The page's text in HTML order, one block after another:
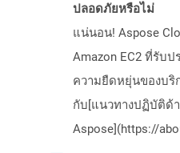
ปลอดภัยหรือไม่
แน่นอน! Aspose
Amazon EC2 ที่รับ
ความยืดหยุ่นของบริ
กับ[แนวทางปฏิบัติด้
Aspose](https://